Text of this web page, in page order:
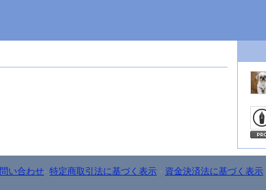
い合わせ- 特定商取引法に基づく表示 - 資金決済法に基づく表示